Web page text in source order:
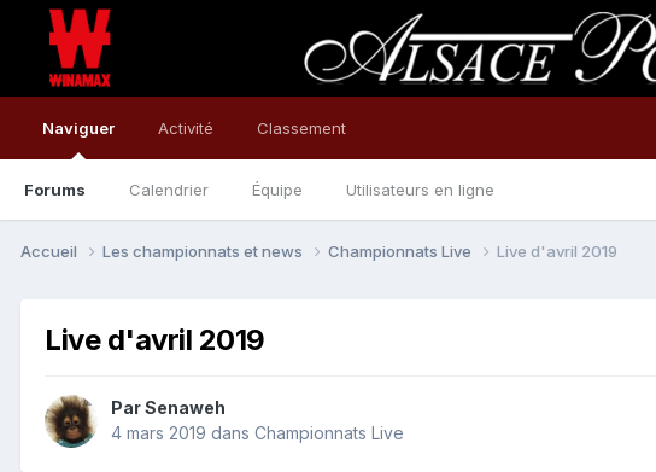
Naviguer
Forums Calendrier Équipe Utilisateurs en ligne
Activité Classement
Accueil Les championnats et news Championnats Live Live d'avril 2019
Live d'avril 2019
ParSenaweh
4 mars 2019 dans Championnats Live